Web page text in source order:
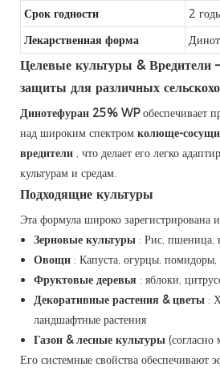
Срок годности
2
Лекарственная форма
Целевые культуры & Вредители
защиты для различных
Динотефуран 25% WPобеспечивает
над широким спектром колюще-
вредители , что делает его легко
культурам и средам.
Подходящие культуры
Эта формула широко зарегистрирована и
Зерновые культуры : Рис, пшеница,
Овощи : Капуста, огурцы, помидоры,
Фруктовые деревья : яблоки,
Декоративные растения & цветы :
ландшафтные растения
Газон & лесные культуры (согласно
Его системные свойства обеспечивают